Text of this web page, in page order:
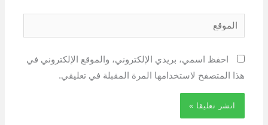
الموقع
احفظ اسمي، بريدي الإلكتروني، والموقع الإلكتروني في
هذا المتصفح لاستخدامها المرة المقبلة في تعليقي.